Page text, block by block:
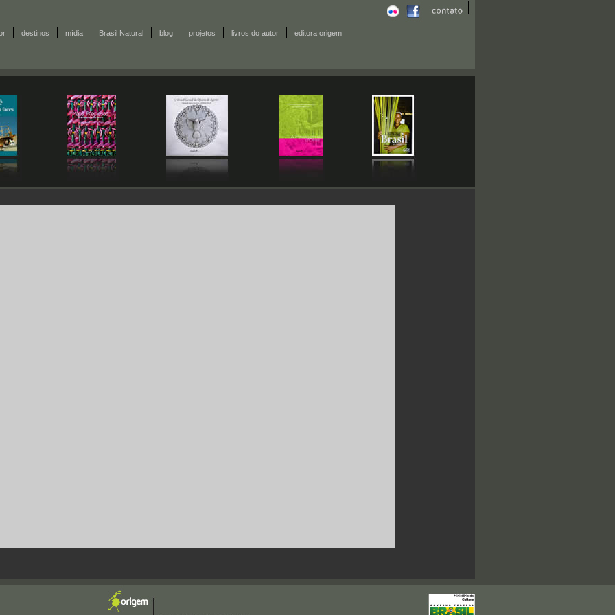
destinos mídia Brasil Natural blog projetos livros do autor editora origem